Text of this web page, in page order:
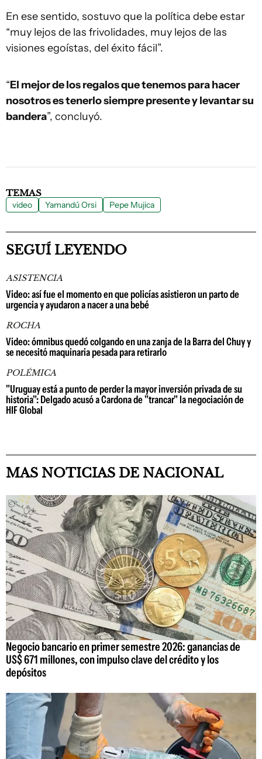
En ese sentido, sostuvo que la política debe estar
“muy lejos de las frivolidades, muy lejos de las
visiones egoístas, del éxito fácil”.
“El mejor de los regalos que tenemos para hacer
nosotros es tenerlo siempre presente y levantar su
bandera”, concluyó.
TEMAS
video Yamandú Orsi Pepe Mujica
SEGUÍ LEYENDO
ASISTENCIA
Video: así fue el momento en que policías asistieron un parto de
urgencia y ayudaron a nacer a una bebé
ROCHA
Video: ómnibus quedó colgando en una zanja de la Barra del Chuy y
se necesitó maquinaria pesada para retirarlo
POLÉMICA
"Uruguay está a punto de perder la mayor inversión privada de su
historia": Delgado acusó a Cardona de "trancar" la negociación de
HIF Global
MAS NOTICIAS DE NACIONAL
Negocio bancario en primer semestre 2026: ganancias de
US$ 671 millones, con impulso clave del crédito y los
depósitos